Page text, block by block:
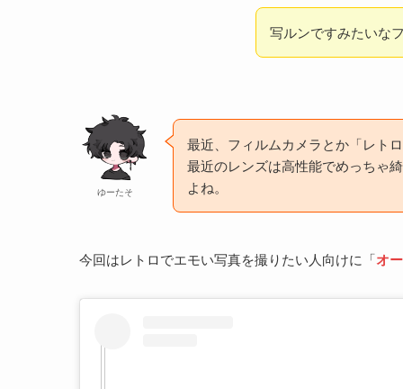
写ルンですみたいな
ゆーたそ
最近、フィルムカメラとか「レト
最近のレンズは高性能でめっちゃ
よね。
今回はレトロでエモい写真を撮りたい人向けに「オ